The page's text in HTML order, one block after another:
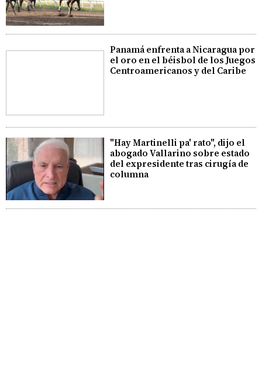
Panamá enfrenta a Nicaragua por
el oro en el béisbol de los Juegos
Centroamericanos y del Caribe
"Hay Martinelli pa' rato", dijo el
abogado Vallarino sobre estado
del expresidente tras cirugía de
columna